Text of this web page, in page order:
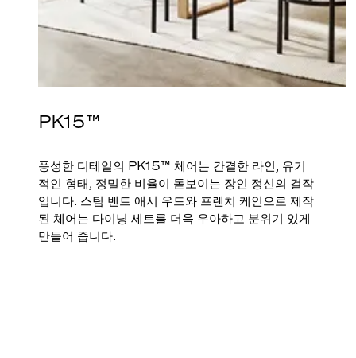
PK15™
풍성한 디테일의 PK15™ 체어는 간결한 라인, 유기
적인 형태, 정밀한 비율이 돋보이는 장인 정신의 걸작
입니다. 스팀 벤트 애시 우드와 프렌치 케인으로 제작
된 체어는 다이닝 세트를 더욱 우아하고 분위기 있게